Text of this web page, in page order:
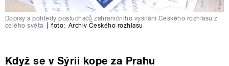
Dopisy a pohledy posluchačů zahraničního vysílání Českého rozhlasu z
celého světa
foto: Archiv Českého rozhlasu
Když se v Sýrii kope za Prahu